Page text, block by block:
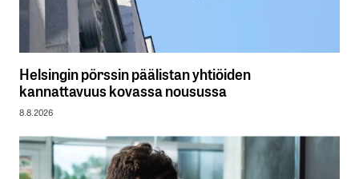
Helsingin pörssin päälistan yhtiöiden
kannattavuus kovassa nousussa
8.8.2026